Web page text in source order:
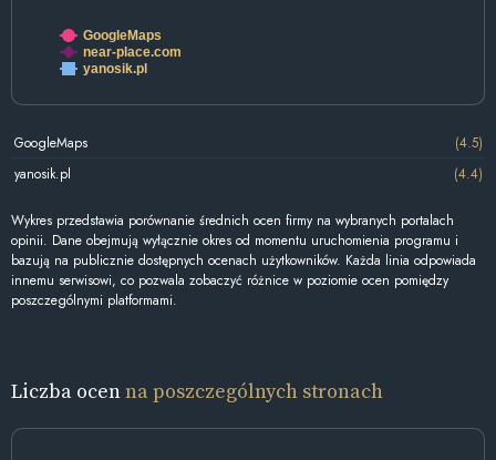
GoogleMaps
near-place.com
yanosik.pl
GoogleMaps
(4.5)
yanosik.pl
(4.4)
Wykres przedstawia porównanie średnich ocen firmy na wybranych portalach
opinii. Dane obejmują wyłącznie okres od momentu uruchomienia programu i
bazują na publicznie dostępnych ocenach użytkowników. Każda linia odpowiada
innemu serwisowi, co pozwala zobaczyć różnice w poziomie ocen pomiędzy
poszczególnymi platformami.
Liczba ocenna poszczególnych stronach